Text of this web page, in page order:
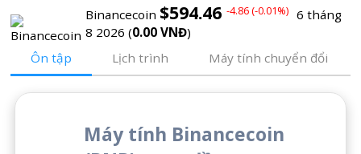
Binancecoin $594.46 -4.86 (-0.01%) 6 tháng
8 2026 (0.00 VNĐ)
Ôn tập
Lịch trình Máy tính chuyển đổi
Máy tính Binancecoin